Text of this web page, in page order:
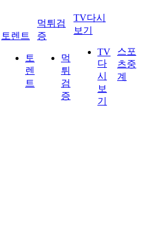
토렌트
토
렌
트
먹튀검
증
먹
튀
검
증
TV다시
보기
TV
다
시
보
기
스포
츠중
계